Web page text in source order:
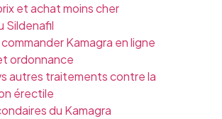
et achat moins cher
Sildenafil
Kamagra en ligne
ordonnance
autres traitements contre la
érectile
du Kamagra